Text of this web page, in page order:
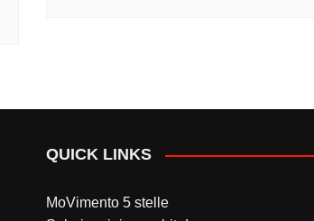
QUICK LINKS
MoVimento 5 stelle